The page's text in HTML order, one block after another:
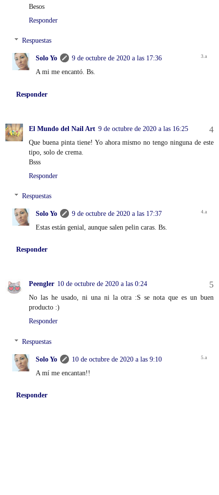
Besos
Responder
Respuestas
Solo Yo
9 de octubre de 2020 a las 17:36
A mi me encantó. Bs.
Responder
El Mundo del Nail Art 9 de octubre de 2020 a las 16:25
Que buena pinta tiene! Yo ahora mismo no tengo ninguna de este
tipo, solo de crema.
Bsss
Responder
Respuestas
Solo Yo
9 de octubre de 2020 a las 17:37
Estas están genial, aunque salen pelin caras. Bs.
Responder
Peengler 10 de octubre de 2020 a las 0:24
No las he usado, ni una ni la otra :S se nota que es un buen
producto :)
Responder
Respuestas
Solo Yo
10 de octubre de 2020 a las 9:10
A mí me encantan!!
Responder